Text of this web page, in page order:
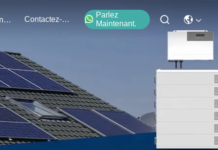
Événements Contactez-Nous
Parlez
Maintenant.